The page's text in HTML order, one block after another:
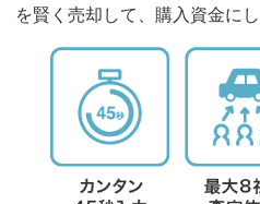
を賢く売却して、購入資金に